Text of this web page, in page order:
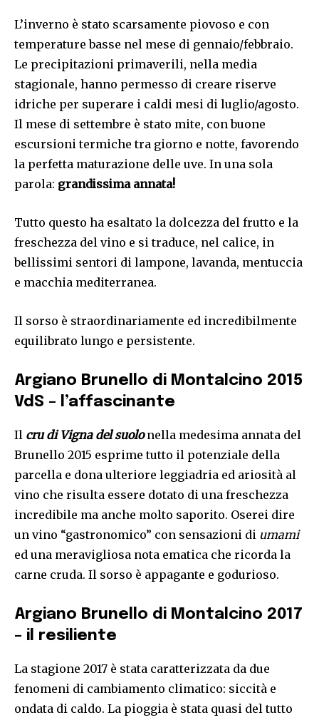
L’inverno è stato scarsamente piovoso e con
temperature basse nel mese di gennaio/febbraio.
Le precipitazioni primaverili, nella media
stagionale, hanno permesso di creare riserve
idriche per superare i caldi mesi di luglio/agosto.
Il mese di settembre è stato mite, con buone
escursioni termiche tra giorno e notte, favorendo
la perfetta maturazione delle uve. In una sola
parola: grandissima annata!
Tutto questo ha esaltato la dolcezza del frutto e la
freschezza del vino e si traduce, nel calice, in
bellissimi sentori di lampone, lavanda, mentuccia
e macchia mediterranea.
Il sorso è straordinariamente ed incredibilmente
equilibrato lungo e persistente.
Argiano Brunello di Montalcino 2015
VdS – l’affascinante
Il cru di Vigna del suolonella medesima annata del
Brunello 2015 esprime tutto il potenziale della
parcella e dona ulteriore leggiadria ed ariosità al
vino che risulta essere dotato di una freschezza
incredibile ma anche molto saporito. Oserei dire
un vino “gastronomico” con sensazioni di umami
ed una meravigliosa nota ematica che ricorda la
carne cruda. Il sorso è appagante e godurioso.
Argiano Brunello di Montalcino 2017
– il resiliente
La stagione 2017 è stata caratterizzata da due
fenomeni di cambiamento climatico: siccità e
ondata di caldo. La pioggia è stata quasi del tutto